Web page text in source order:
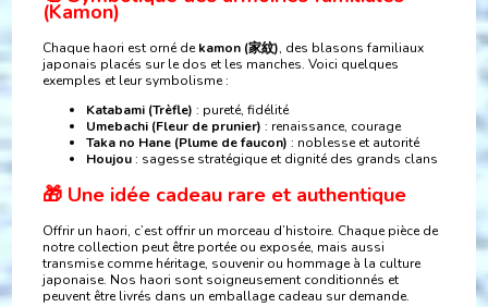
(Kamon)
Chaque haori est orné dekamon (家紋), des blasons familiaux
japonais placés sur le dos et les manches. Voici quelques
exemples et leur symbolisme :
Katabami (Trèfle) : pureté, fidélité
Umebachi (Fleur de prunier) : renaissance, courage
Taka no Hane (Plume de faucon) : noblesse et autorité
Houjou: sagesse stratégique et dignité des grands clans
🎁 Une idée cadeau rare et authentique
Offrir un haori, c’est offrir un morceau d’histoire. Chaque pièce de
notre collection peut être portée ou exposée, mais aussi
transmise comme héritage, souvenir ou hommage à la culture
japonaise. Nos haori sont soigneusement conditionnés et
peuvent être livrés dans un emballage cadeau sur demande.